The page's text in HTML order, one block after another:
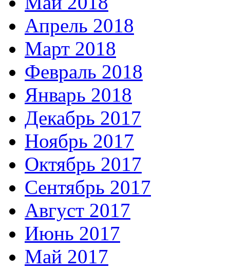
Апрель 2018
Март 2018
Февраль 2018
Январь 2018
Декабрь 2017
Ноябрь 2017
Октябрь 2017
Сентябрь 2017
Август 2017
Июнь 2017
Май 2017